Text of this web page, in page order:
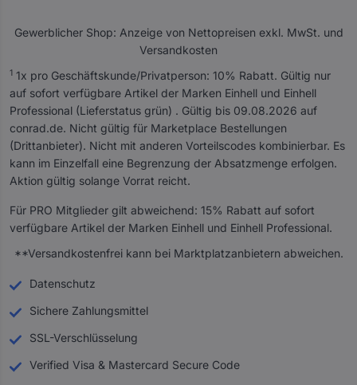
Gewerblicher Shop: Anzeige von Nettopreisen exkl. MwSt. und
Versandkosten
A
P
r
s
a
g
b
e
s
i
1 1x pro Geschäftskunde/Privatperson: 10% Rabatt. Gültig nur
auf sofort verfügbare Artikel der Marken Einhell und Einhell
Professional (Lieferstatus grün) . Gültig bis 09.08.2026 auf
conrad.de. Nicht gültig für Marketplace Bestellungen
(Drittanbieter). Nicht mit anderen Vorteilscodes kombinierbar. Es
kann im Einzelfall eine Begrenzung der Absatzmenge erfolgen.
Aktion gültig solange Vorrat reicht.
Für PRO Mitglieder gilt abweichend: 15% Rabatt auf sofort
verfügbare Artikel der Marken Einhell und Einhell Professional.
**Versandkostenfrei kann bei Marktplatzanbietern abweichen.
Datenschutz
Sichere Zahlungsmittel
SSL-Verschlüsselung
Verified Visa & Mastercard Secure Code